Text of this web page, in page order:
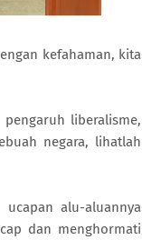
kefahaman, kita
liberalisme,
negara, lihatlah
ucapan alu-aluannya
dan menghormati